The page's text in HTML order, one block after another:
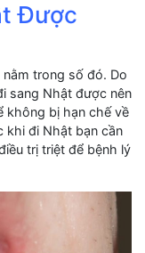
Được
trong số đó. Do
sang Nhật được nên
không bị hạn chế về
khi đi Nhật bạn cần
trị triệt để bệnh lý